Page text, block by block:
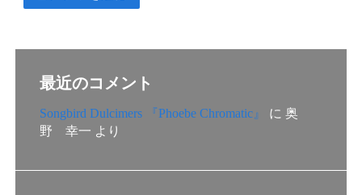
最近のコメント
Songbird Dulcimers 『Phoebe Chromatic』 に 奥
野 幸一 より